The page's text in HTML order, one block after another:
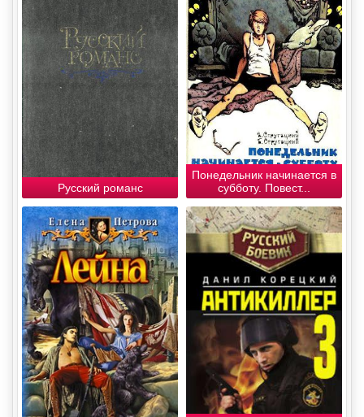
Русский романс
Понедельник начинается в
субботу. Повест...